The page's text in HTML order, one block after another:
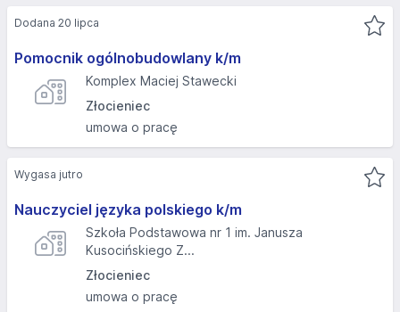
Pomocnik ogólnobudowlany k/m
Komplex Maciej Stawecki
Złocieniec
umowa o pracę
Dodana 20 lipca
Nauczyciel języka polskiego k/m
Szkoła Podstawowa nr 1 im. Janusza
Kusocińskiego Z...
Złocieniec
umowa o pracę
Wygasa jutro